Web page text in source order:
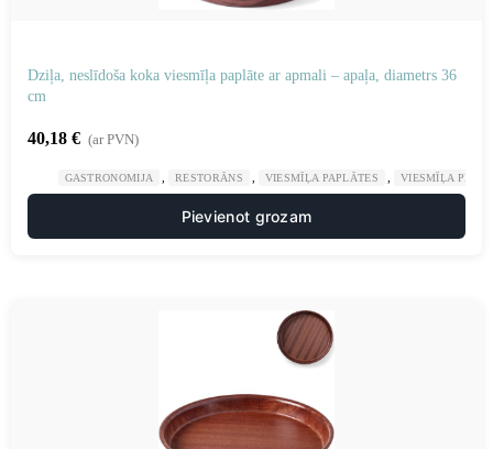
Dziļa, neslīdoša koka viesmīļa paplāte ar apmali – apaļa, diametrs 36
cm
40,18 € (ar PVN)
GASTRONOMIJA RESTORĀNS VIESMĪĻA PAPLĀTES VIESMĪĻA
Pievienot grozam